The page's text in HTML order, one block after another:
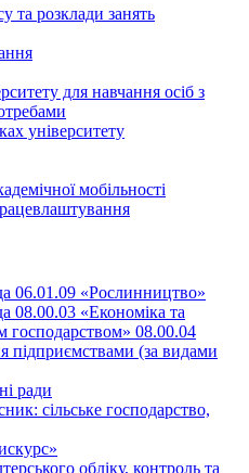
та розклади занять
для навчання осіб з
університету
мобільності
06.01.09 «Рослинництво»
08.00.03 «Економіка та
господарством» 08.00.04
підприємствами (за видами
ради
сільське господарство,
обліку, контроль та